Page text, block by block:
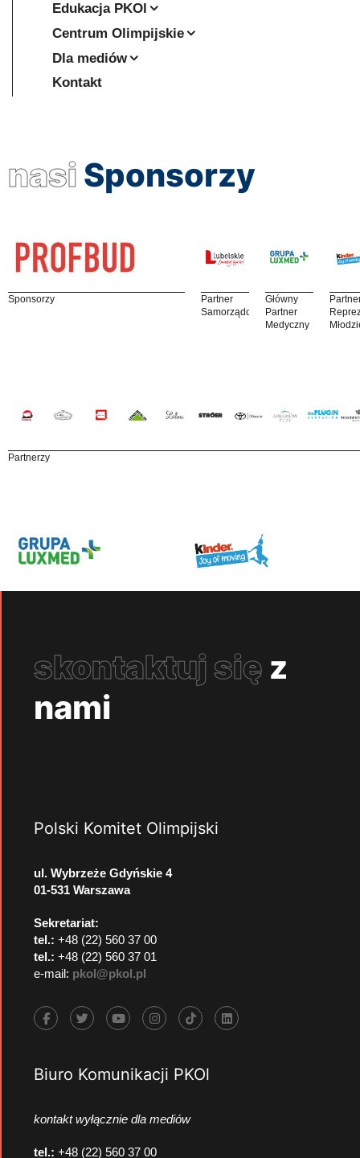
Edukacja PKOl
Centrum Olimpijskie
Dla mediów
Kontakt
nasi Sponsorzy
Sponsorzy
Partner
Samorządowy
Główny
Partner
Medyczny
Partnerzy
skontaktuj się z
nami
Polski Komitet Olimpijski
ul. Wybrzeże Gdyńskie 4
01-531 Warszawa
Sekretariat:
tel.: +48 (22) 560 37 00
tel.: +48 (22) 560 37 01
e-mail: pkol@pkol.pl
Biuro Komunikacji PKOl
kontakt wyłącznie dla mediów
tel.: +48 (22) 560 37 00